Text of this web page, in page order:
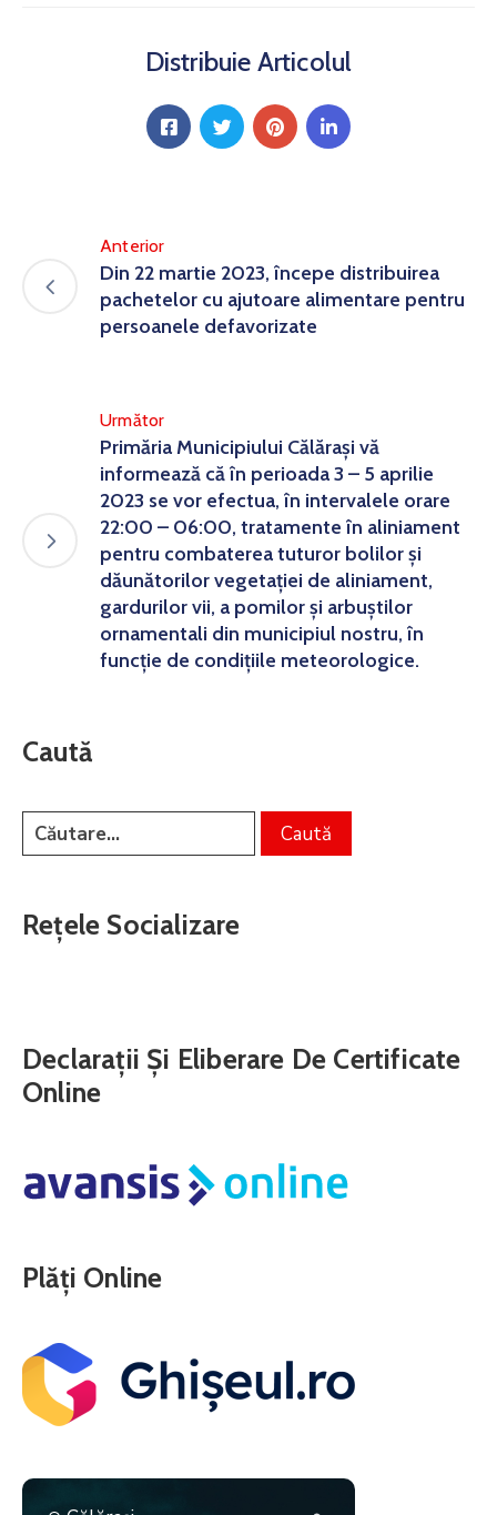
Distribuie Articolul
Anterior
Din 22 martie 2023, începe distribuirea
pachetelor cu ajutoare alimentare pentru
persoanele defavorizate
Următor
Primăria Municipiului Călăraşi vă
informează că în perioada 3 – 5 aprilie
2023 se vor efectua, în intervalele orare
22:00 – 06:00, tratamente în aliniament
pentru combaterea tuturor bolilor și
dăunătorilor vegetației de aliniament,
gardurilor vii, a pomilor și arbuștilor
ornamentali din municipiul nostru, în
funcție de condițiile meteorologice.
Caută
Rețele Socializare
Declarații Și Eliberare De Certificate
Online
Plăți Online